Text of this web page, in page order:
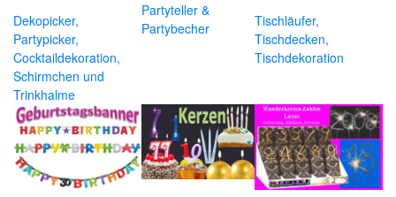
Dekopicker,
Partypicker,
Cocktaildekoration,
Schirmchen und
Trinkhalme
Partyteller &
Partybecher
Tischläufer,
Tischdecken,
Tischdekoration